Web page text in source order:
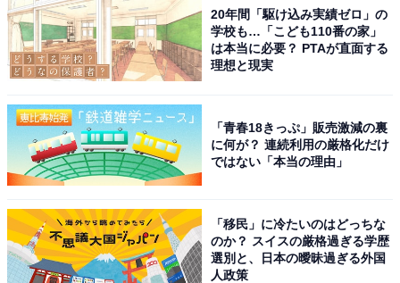
20年間「駆け込み実績ゼロ」の
学校も…「こども110番の家」
は本当に必要？ PTAが直面する
理想と現実
「青春18きっぷ」販売激減の裏
に何が？ 連続利用の厳格化だけ
ではない「本当の理由」
「移民」に冷たいのはどっちな
のか？ スイスの厳格過ぎる学歴
選別と、日本の曖昧過ぎる外国
人政策